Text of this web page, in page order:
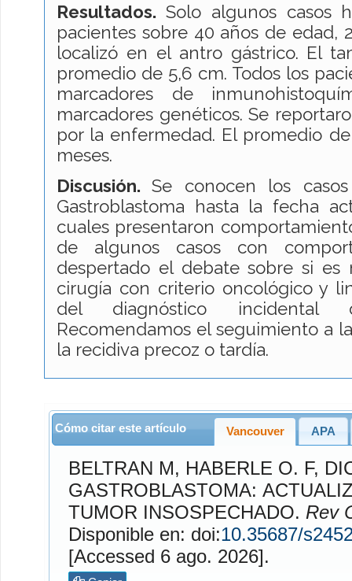
Resultados. Solo algunos casos
pacientes sobre 40 años de edad,
localizó en el antro gástrico. El
promedio de 5,6 cm. Todos los
marcadores de
marcadores genéticos. Se
por la enfermedad. El promedio
meses.
Discusión.Se conocen los
Gastroblastoma hasta la fecha
cuales presentaron
de algunos casos con
despertado el debate sobre si es
cirugía con criterio oncológico y
del diagnóstico incidental
Recomendamos el seguimiento a
la recidiva precoz o tardía.
Cómo citar este artículo Vancouver APA
BELTRAN M, HABERLE O. F,
GASTROBLASTOMA:
TUMOR INSOSPECHADO. Rev
Disponible en: doi:10.35687/
[Accessed 6 ago. 2026].